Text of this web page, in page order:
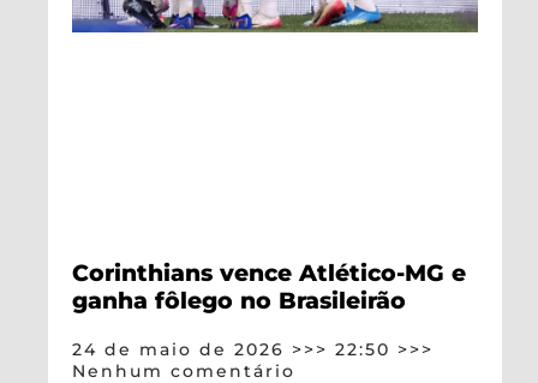
Corinthians vence Atlético-MG e
ganha fôlego no Brasileirão
24 de maio de 2026
22:50
Nenhum comentário